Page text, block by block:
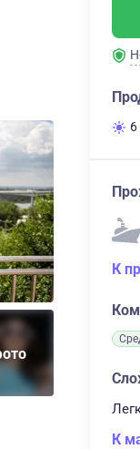
6
К
К